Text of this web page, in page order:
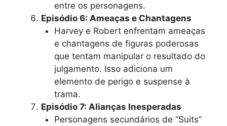
entre os personagens.
Episódio 6: Ameaças e Chantagens
Harvey e Robert enfrentam ameaças
e chantagens de figuras poderosas
que tentam manipular o resultado do
julgamento. Isso adiciona um
elemento de perigo e suspense à
trama.
Episódio 7: Alianças Inesperadas
Personagens secundários de “Suits”